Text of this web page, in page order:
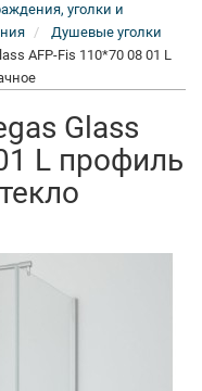
уголки и
Душевые уголки
AFP-Fis 110*70 08 01 L
Glass
L профиль